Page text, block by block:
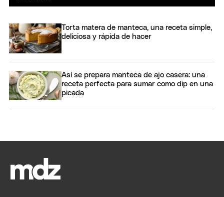
Torta matera de manteca, una receta simple,
deliciosa y rápida de hacer
Así se prepara manteca de ajo casera: una
receta perfecta para sumar como dip en una
picada